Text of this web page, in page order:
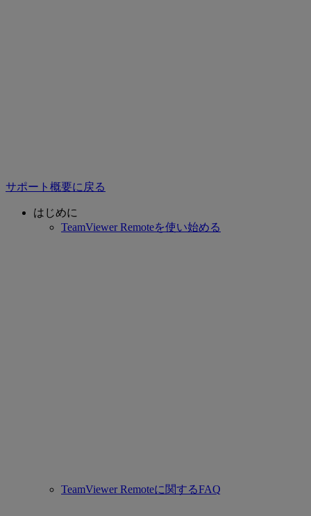
サポート概要に戻る
はじめに
TeamViewer Remoteを使い始める
TeamViewer Remoteに関するFAQ